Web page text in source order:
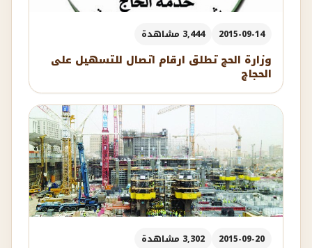
2015-09-14 3,444 مشاهدة
وزارة الحج تطلق ارقام اتصال للتسهيل على
الحجاج
2015-09-20 3,302 مشاهدة